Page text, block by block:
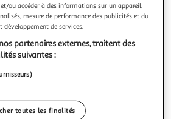
le prix de ce produit ?
Afficher le prix
Frais
ou accéder à des informations sur un appareil.
mesure de performance des publicités et du
développement de services.
partenaires externes, traitent des
suivantes :
toutes les finalités